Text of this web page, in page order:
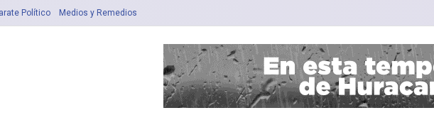
Político Medios y Remedios